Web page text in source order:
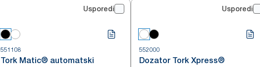
Usporedi
551108
Tork Matic® automatski
Usporedi
552000
Dozator Tork Xpress®